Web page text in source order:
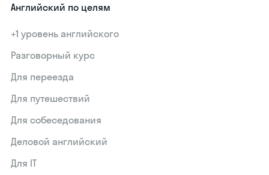
Английский по целям
+1 уровень английского
Разговорный курс
Для переезда
Для путешествий
Для собеседования
Деловой английский
Для IT